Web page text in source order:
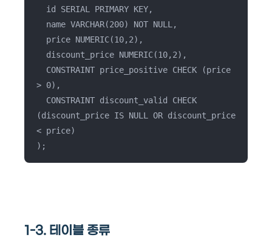
id SERIAL PRIMARY KEY,
name VARCHAR(200) NOT NULL,
price NUMERIC(10,2),
discount_price NUMERIC(10,2),
CONSTRAINT price_positive CHECK (price
> 0),
CONSTRAINT discount_valid CHECK
(discount_price IS NULL OR discount_price
< price)
);
1-3. 테이블 종류